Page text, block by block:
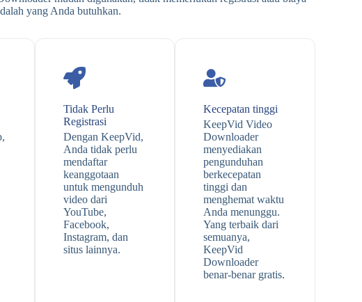
yang Anda butuhkan.
Tidak Perlu
Registrasi
Dengan KeepVid,
Anda tidak perlu
mendaftar
keanggotaan
untuk mengunduh
video dari
YouTube,
Facebook,
Instagram, dan
situs lainnya.
Kecepatan tinggi
KeepVid Video
Downloader
menyediakan
pengunduhan
berkecepatan
tinggi dan
menghemat waktu
Anda menunggu.
Yang terbaik dari
semuanya,
KeepVid
Downloader
benar-benar gratis.